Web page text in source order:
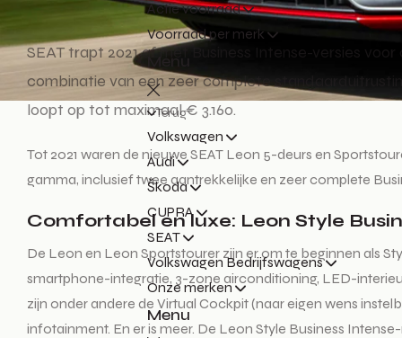
Actie voorraad
Voorraad per merk
Terug
Volkswagen
Audi
Škoda
CUPRA
SEAT
Volkswagen Bedrijfswagens
Onze merken
Menu
SEAT trapt 2021 af met Business Intense-versies voor
combinatie van een zeer complete
loopt op tot maximaal € 3.160.
Tot 2021 waren de nieuwe SEAT Leon 5-deurs en
gamma, inclusief twee aantrekkelijke en zeer complete
Comfortabel en luxe: Leon Style
De Leon en Leon Sportstourer zijn er om te beginnen als
smartphone-integratie, 3-zone airconditioning, LED-
zijn onder andere de Virtual Cockpit (naar eigen wens
infotainment. En er is meer. De Leon Style Business